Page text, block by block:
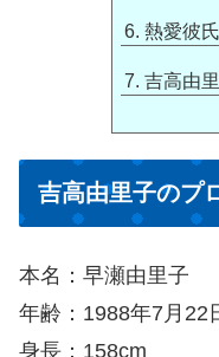
熱愛彼
吉高由
吉高由里子のプ
本名：早瀬由里子
年齢：1988年7月22
身長：158cm